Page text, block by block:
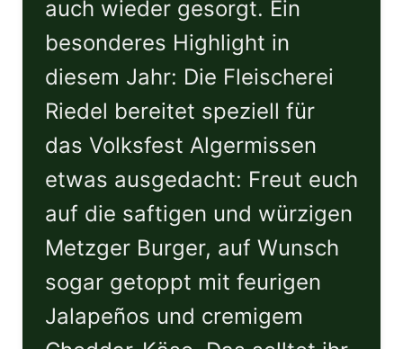
auch wieder gesorgt. Ein
besonderes Highlight in
diesem Jahr: Die Fleischerei
Riedel bereitet speziell für
das Volksfest Algermissen
etwas ausgedacht: Freut euch
auf die saftigen und würzigen
Metzger Burger, auf Wunsch
sogar getoppt mit feurigen
Jalapeños und cremigem